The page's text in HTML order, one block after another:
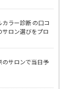
カラー診断 の口コ
サロン選びをプロ
のサロンで当日予